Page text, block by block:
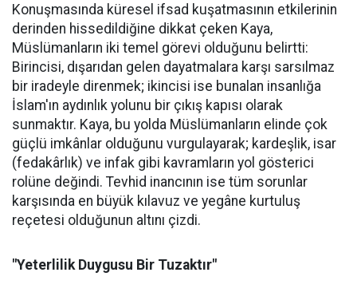
Konuşmasında küresel ifsad kuşatmasının etkilerinin
derinden hissedildiğine dikkat çeken Kaya,
Müslümanların iki temel görevi olduğunu belirtti:
Birincisi, dışarıdan gelen dayatmalara karşı sarsılmaz
bir iradeyle direnmek; ikincisi ise bunalan insanlığa
İslam'ın aydınlık yolunu bir çıkış kapısı olarak
sunmaktır. Kaya, bu yolda Müslümanların elinde çok
güçlü imkânlar olduğunu vurgulayarak; kardeşlik, isar
(fedakârlık) ve infak gibi kavramların yol gösterici
rolüne değindi. Tevhid inancının ise tüm sorunlar
karşısında en büyük kılavuz ve yegâne kurtuluş
reçetesi olduğunun altını çizdi.
"Yeterlilik Duygusu Bir Tuzaktır"